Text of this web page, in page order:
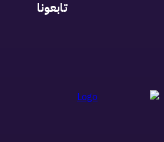
تابعونا